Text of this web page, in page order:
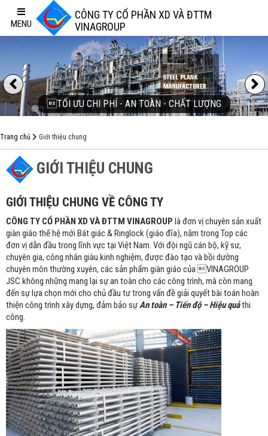
MENU
CÔNG TY CỔ PHẦN XD VÀ ĐTTM
VINAGROUP
TỐI ƯU CHI PHÍ - AN TOÀN - CHẤT LƯỢNG
Previous
Trang chủ Giới thiệu chung
GIỚI THIỆU CHUNG
GIỚI THIỆU CHUNG VỀ CÔNG TY
CÔNG TY CỔ PHẦN XD VÀ ĐTTM VINAGROUP là đơn vị chuyên sản xuất
giàn giáo thế hệ mới Bát giác & Ringlock (giáo đĩa), nằm trong Top các
đơn vị dẫn đầu trong lĩnh vực tại Việt Nam. Với đội ngũ cán bộ, kỹ sư,
chuyên gia, công nhân giàu kinh nghiệm, được đào tạo và bồi dường
chuyên môn thường xuyên, các sản phẩm giàn giáo của VINAGROUP
JSC không những mang lại sự an toàn cho các công trình, mà còn mang
đến sự lựa chọn mới cho chủ đầu tư trong vấn đề giải quyết bài toán hoàn
thiện công trình xây dựng, đảm bảo sựAn toàn – Tiến độ – Hiệu quảthi
công.